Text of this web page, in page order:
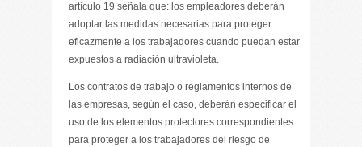
artículo 19 señala que: los empleadores deberán
adoptar las medidas necesarias para proteger
eficazmente a los trabajadores cuando puedan estar
expuestos a radiación ultravioleta.
Los contratos de trabajo o reglamentos internos de
las empresas, según el caso, deberán especificar el
uso de los elementos protectores correspondientes
para proteger a los trabajadores del riesgo de